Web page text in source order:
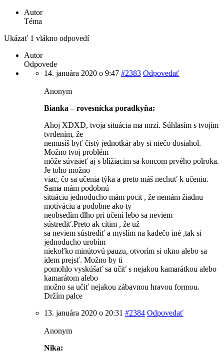
Autor
Téma
Ukázať 1 vlákno odpovedí
Autor
Odpovede
14. januára 2020 o 9:47 #2383 Odpovedať
Anonym
Bianka – rovesnícka poradkyňa:
Ahoj XDXD, tvoja situácia ma mrzí. Súhlasím s tvojím
tvrdením, že
nemusíš byť čistý jednotkár aby si niečo dosiahol.
Možno tvoj problém
môže súvisieť aj s blížiacim sa koncom prvého polroka.
Je toho možno
viac, čo sa učenia týka a preto máš nechuť k učeniu.
Sama mám podobnú
situáciu jednoducho mám pocit , že nemám žiadnu
motiváciu a podobne ako ty
neobsedím dlho pri učení lebo sa neviem
sústrediť.Preto ak cítim , že už
sa neviem sústrediť a myslím na kadečo iné ,tak si
jednoducho urobím
niekoľko minútovú pauzu, otvorím si okno alebo sa
idem prejsť. Možno by ti
pomohlo vyskúšať sa učiť s nejakou kamarátkou alebo
kamarátom alebo
možno sa učiť nejakou zábavnou hravou formou.
Držím palce
13. januára 2020 o 20:31 #2384 Odpovedať
Anonym
Nika: